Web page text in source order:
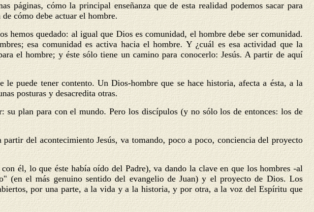
páginas, cómo la principal enseñanza que de esta realidad podemos sacar para
cómo debe actuar el hombre.
hemos quedado: al igual que Dios es comunidad, el hombre debe ser comunidad.
esa comunidad es activa hacia el hombre. Y ¿cuál es esa actividad que la
el hombre; y éste sólo tiene un camino para conocerlo: Jesús. A partir de aquí
puede tener contento. Un Dios-hombre que se hace historia, afecta a ésta, a la
posturas y desacredita otras.
su plan para con el mundo. Pero los discípulos (y no sólo los de entonces: los de
del acontecimiento Jesús, va tomando, poco a poco, conciencia del proyecto
él, lo que éste había oído del Padre), va dando la clave en que los hombres -al
(en el más genuino sentido del evangelio de Juan) y el proyecto de Dios. Los
por una parte, a la vida y a la historia, y por otra, a la voz del Espíritu que